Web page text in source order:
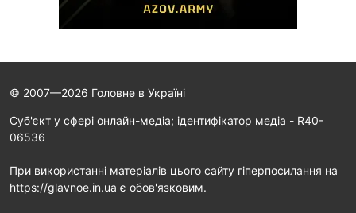
© 2007—2026 Головне в Україні
Cуб'єкт у сфері онлайн-медіа; ідентифікатор медіа - R40-
06536
При використанні матеріалів цього сайту гіперпосилання на
https://glavnoe.in.ua є обов'язковим.